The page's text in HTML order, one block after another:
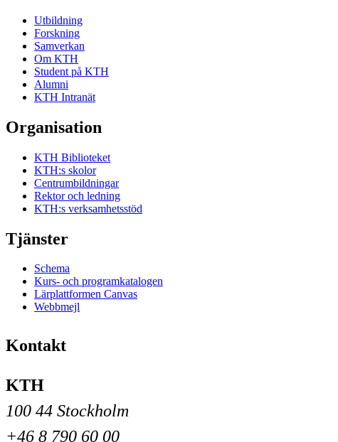
Utbildning
Forskning
Samverkan
Om KTH
Student på KTH
Alumni
KTH Intranät
Organisation
KTH Biblioteket
KTH:s skolor
Centrumbildningar
Rektor och ledning
KTH:s verksamhetsstöd
Tjänster
Schema
Kurs- och programkatalogen
Lärplattformen Canvas
Webbmejl
Kontakt
KTH
100 44 Stockholm
+46 8 790 60 00